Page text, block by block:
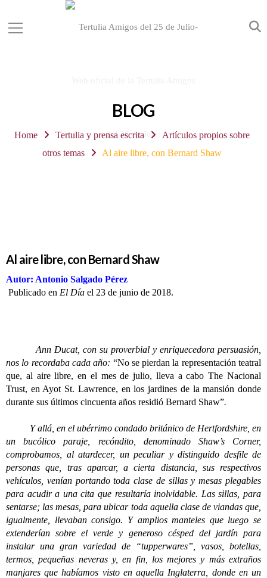
BLOG
Home Tertulia y prensa escrita
Artículos propios sobre
otros temas
Al aire libre, con Bernard Shaw
Al aire libre, con Bernard Shaw
Autor: Antonio Salgado Pérez
Publicado en El Día el 23 de junio de 2018.
Ann Ducat, con su proverbial y enriquecedora persuasión,
nos lo recordaba cada año: “No se pierdan la representación teatral
que, al aire libre, en el mes de julio, lleva a cabo The Nacional
Trust, en Ayot St. Lawrence, en los jardines de la mansión donde
durante sus últimos cincuenta años residió Bernard Shaw”.
Y allá, en el ubérrimo condado británico de Hertfordshire, en
un bucólico paraje, recóndito, denominado Shaw’s Corner,
comprobamos, al atardecer, un peculiar y distinguido desfile de
personas que, tras aparcar, a cierta distancia, sus respectivos
vehículos, venían portando toda clase de sillas y mesas plegables
para acudir a una cita que resultaría inolvidable. Las sillas, para
sentarse; las mesas, para ubicar toda aquella clase de viandas que,
igualmente, llevaban consigo. Y amplios manteles que luego se
extenderían sobre el verde y generoso césped del jardín para
instalar una gran variedad de “tupperwares”, vasos, botellas,
termos, pequeñas neveras y, en fin, los mejores y más extraños
manjares que habíamos visto en aquella Inglaterra, donde en un